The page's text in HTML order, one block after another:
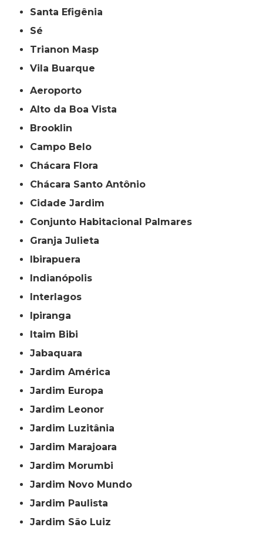
Santa Efigênia
Sé
Trianon Masp
Vila Buarque
Aeroporto
Alto da Boa Vista
Brooklin
Campo Belo
Chácara Flora
Chácara Santo Antônio
Cidade Jardim
Conjunto Habitacional Palmares
Granja Julieta
Ibirapuera
Indianópolis
Interlagos
Ipiranga
Itaim Bibi
Jabaquara
Jardim América
Jardim Europa
Jardim Leonor
Jardim Luzitânia
Jardim Marajoara
Jardim Morumbi
Jardim Novo Mundo
Jardim Paulista
Jardim São Luiz